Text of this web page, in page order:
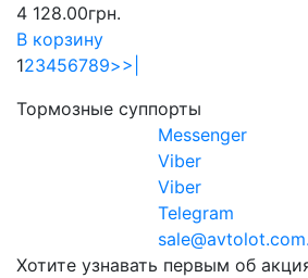
4 128.00грн.
В корзину
123456789>>|
Тормозные суппорты
Messenger
Viber
Viber
Telegram
Хотите узнавать первым об